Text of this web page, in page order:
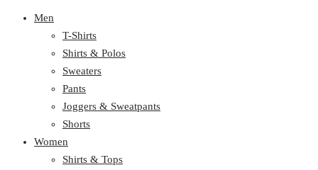
Men
T-Shirts
Shirts & Polos
Sweaters
Pants
Joggers & Sweatpants
Shorts
Women
Shirts & Tops